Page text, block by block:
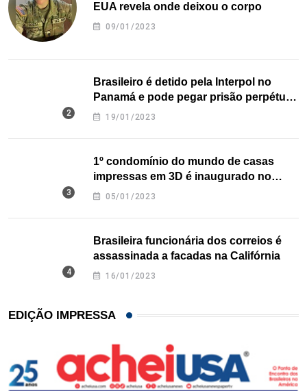
EUA revela onde deixou o corpo
09/01/2023
Brasileiro é detido pela Interpol no
Panamá e pode pegar prisão perpétua
nos EUA
19/01/2023
1º condomínio do mundo de casas
impressas em 3D é inaugurado no
Texas
05/01/2023
Brasileira funcionária dos correios é
assassinada a facadas na Califórnia
16/01/2023
EDIÇÃO IMPRESSA